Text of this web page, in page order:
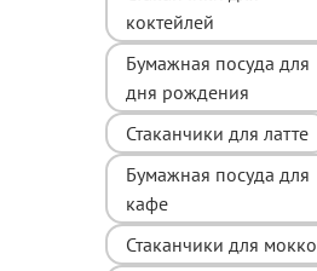
коктейлей
Бумажная посуда для
дня рождения
Стаканчики для латте
Бумажная посуда для
кафе
Стаканчики для мокко